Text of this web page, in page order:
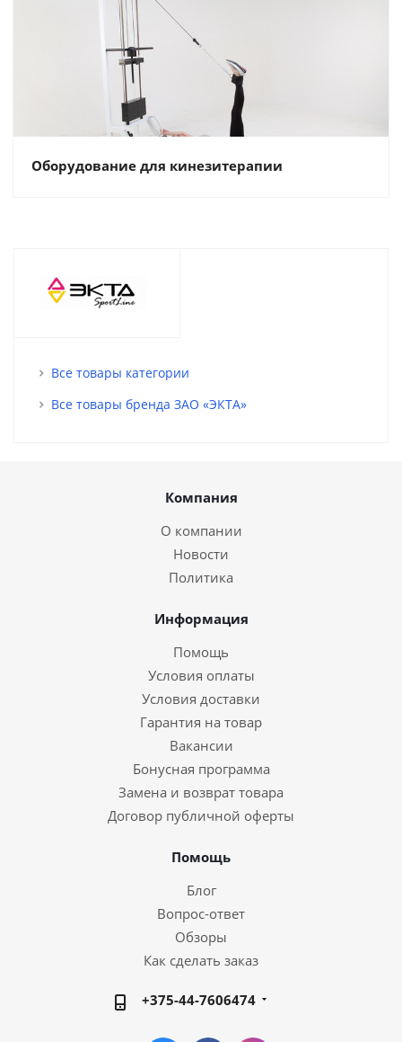
Оборудование для кинезитерапии
Все товары категории
Все товары бренда ЗАО «ЭКТА»
Компания
О компании
Новости
Политика
Информация
Помощь
Условия оплаты
Условия доставки
Гарантия на товар
Вакансии
Бонусная программа
Замена и возврат товара
Договор публичной оферты
Помощь
Блог
Вопрос-ответ
Обзоры
Как сделать заказ
+375-44-7606474